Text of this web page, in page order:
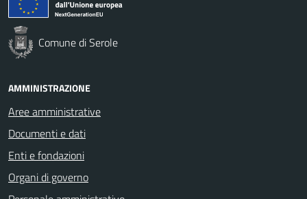
Comune di Serole
AMMINISTRAZIONE
Aree amministrative
Documenti e dati
Enti e fondazioni
Organi di governo